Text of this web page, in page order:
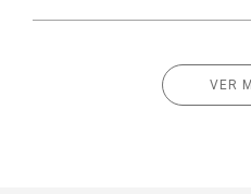
VER